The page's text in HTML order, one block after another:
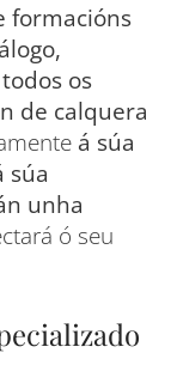
formacións
os
de calquera
á súa
súa
unha
ó seu